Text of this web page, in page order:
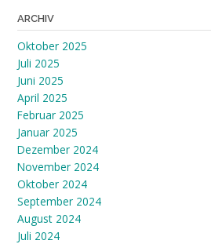
ARCHIV
Oktober 2025
Juli 2025
Juni 2025
April 2025
Februar 2025
Januar 2025
Dezember 2024
November 2024
Oktober 2024
September 2024
August 2024
Juli 2024